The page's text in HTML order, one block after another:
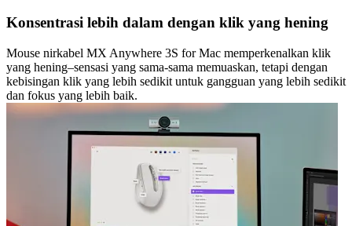
Konsentrasi lebih dalam dengan klik yang hening
Mouse nirkabel MX Anywhere 3S for Mac memperkenalkan klik
yang hening–sensasi yang sama-sama memuaskan, tetapi dengan
kebisingan klik yang lebih sedikit untuk gangguan yang lebih sedikit
dan fokus yang lebih baik.